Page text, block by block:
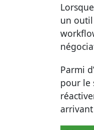
un
Parmi
pour le